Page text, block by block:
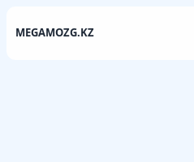
MEGAMOZG.KZ